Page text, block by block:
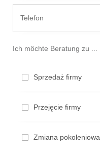
Ich möchte Beratung zu ...
Sprzedaż firmy
Przejęcie firmy
Zmiana pokoleniowa